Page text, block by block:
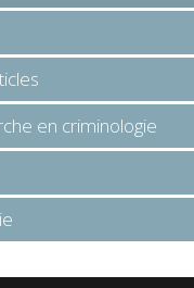
en criminologie